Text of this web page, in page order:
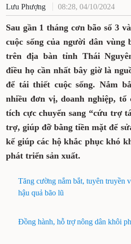
Lưu Phượng 08:28, 04/10/2024
Sau gần 1 tháng cơn bão số 3
cuộc sống của người dân
trên địa bàn tỉnh Thái
điều họ cần nhất bây giờ là
để tái thiết cuộc sống. Nắm
nhiều đơn vị, doanh nghiệp, tổ
tích cực chuyển sang “cứu trợ
trợ, giúp đỡ bằng tiền mặt để
kế giúp các hộ khắc phục khó
phát triển sản xuất.
Tăng cường nắm bắt, tuyên truyền
hậu quả bão lũ
Đồng hành, hỗ trợ nông dân khôi